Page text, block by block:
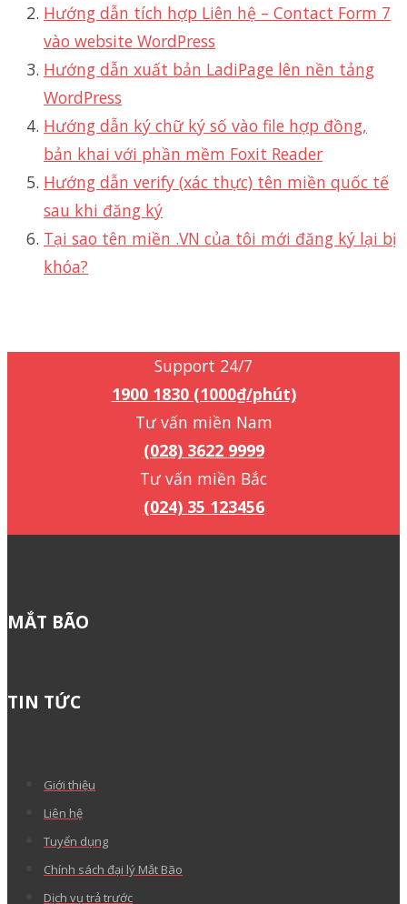
Hướng dẫn tích hợp Liên hệ – Contact Form 7
vào website WordPress
Hướng dẫn xuất bản LadiPage lên nền tảng
WordPress
Hướng dẫn ký chữ ký số vào file hợp đồng,
bản khai với phần mềm Foxit Reader
Hướng dẫn verify (xác thực) tên miền quốc tế
sau khi đăng ký
Tại sao tên miền .VN của tôi mới đăng ký lại bị
khóa?
Support 24/7
1900 1830 (1000₫/phút)
Tư vấn miền Nam
(028) 3622 9999
Tư vấn miền Bắc
(024) 35 123456
MẮT BÃO
TIN TỨC
Giới thiệu
Liên hệ
Tuyển dụng
Chính sách đại lý Mắt Bão
Dịch vụ trả trước